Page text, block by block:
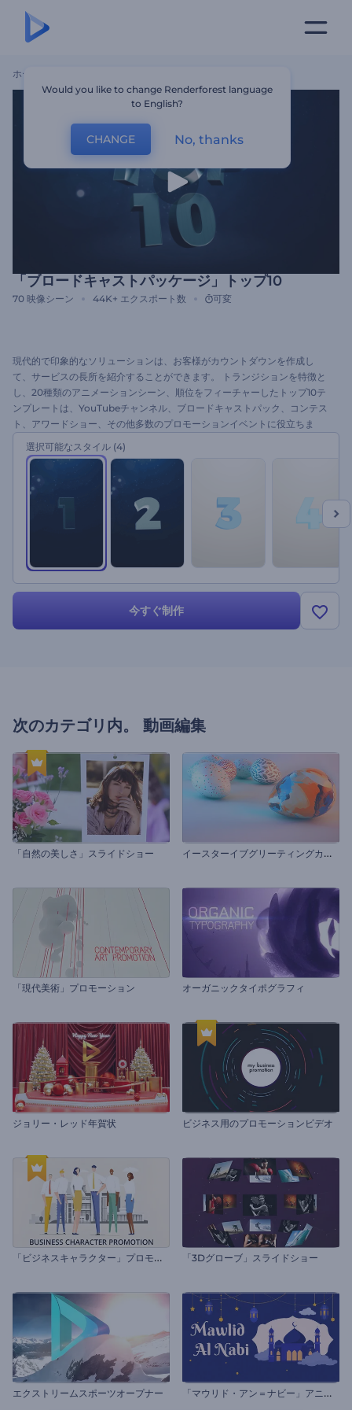
ホーム
「ブロードキャストパッケージ」トップ10
70 映像シーン 44K+ エクスポート数 可変
現代的で印象的なソリューションは、お客様がカウントダウンを作成し
て、サービスの長所を紹介することができます。 トランジションを特徴と
し、20種類のアニメーションシーン、順位をフィーチャーしたトップ10テ
ンプレートは、YouTubeチャンネル、ブロードキャストパック、コンテス
ト、アワードショー、その他多数のプロモーションイベントに役立ちま
す。 ファイルをアップロードし、音楽を追加し、シーンの順序を調整して
史上最高のトップ10を作り上げましょう。今すぐお試しを！
選択可能なスタイル (4)
今すぐ制作
次のカテゴリ内。 動画編集
「自然の美しさ」スライドショー イ
ースターイブグリーティングカード
「現代美術」プロモーション オーガニックタイポグラフィ
ジョリー・レッド年賀状 ビジネス用のプロモーションビデオ
「
ビジネスキャラクター」プロモーションビデオ 「3Dグローブ」スライドショー
エクストリームスポーツオープナー 「
マウリド・アン＝ナビー」アニメーション
Would you like to change Renderforest language
to English?
CHANGE No, thanks